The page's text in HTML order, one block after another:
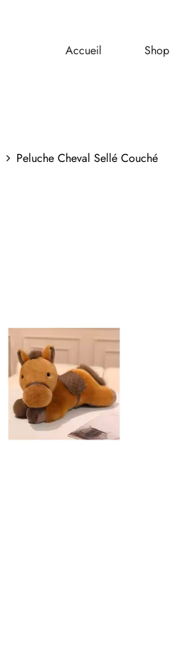
Accueil Shop
Peluche Cheval Sellé Couché